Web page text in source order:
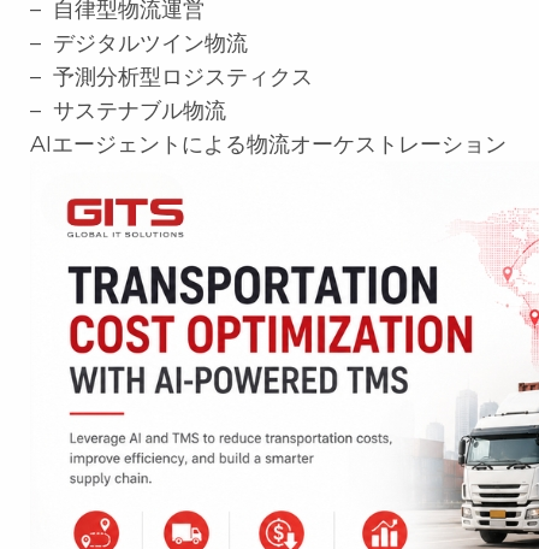
– 自律型物流運営
– デジタルツイン物流
– 予測分析型ロジスティクス
– サステナブル物流
AIエージェントによる物流オーケストレーション